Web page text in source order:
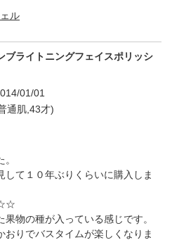
ル
ブライトニングフェイスポリッシ
01/01
通肌,43才)
して１０年ぶりくらいに購入しま
物の種が入っている感じです。
りでバスタイムが楽しくなりま